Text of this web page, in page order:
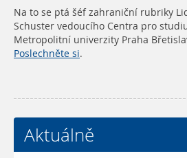
Na to se ptá šéf zahraniční rubriky
Schuster vedoucího Centra pro
Metropolitní univerzity Praha
Poslechněte si.
Aktuálně